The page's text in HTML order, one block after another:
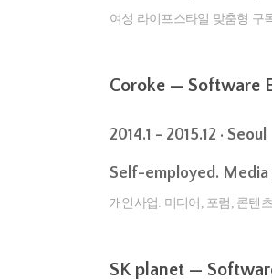
여성 라이프스타일 맞춤형 구
Coroke — Software
2014.1 - 2015.12 · Seoul
Self-employed.
개인사업. 미디어, 포럼, 콘텐
SK planet —